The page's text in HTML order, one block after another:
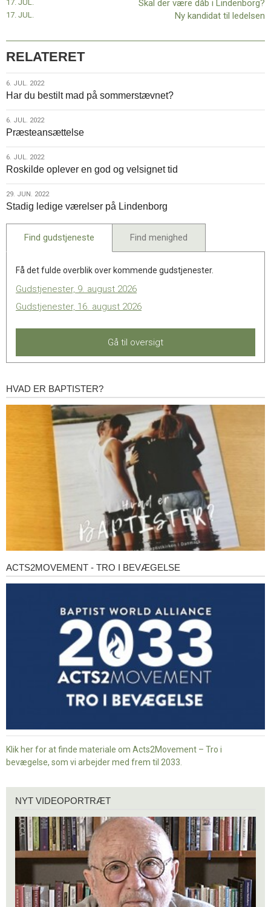
indlæg:
fra
Roskilde
sommerstævnet
Skal der være dåb i Lindenborg?
17. JUL.
Ny kandidat til ledelsen
17. JUL.
RELATERET
6.
jul.
2022
6. JUL. 2022
Har du bestilt mad på sommerstævnet?
6.
jul.
2022
6. JUL. 2022
Præsteansættelse
6.
jul.
2022
6. JUL. 2022
Roskilde oplever en god og velsignet tid
29.
jun.
2022
29. JUN. 2022
Stadig ledige værelser på Lindenborg
Find gudstjeneste Find menighed
Få det fulde overblik over kommende gudstjenester.
Gudstjenester, 9. august 2026
Gudstjenester, 16. august 2026
Gå til oversigt
Hvad
HVAD ER BAPTISTER?
Acts2Movement
ACTS2MOVEMENT - TRO I BEVÆGELSE
Klik her for at finde materiale om Acts2Movement – Tro i
bevægelse, som vi arbejder med frem til 2033.
videoportræt
NYT VIDEOPORTRÆT